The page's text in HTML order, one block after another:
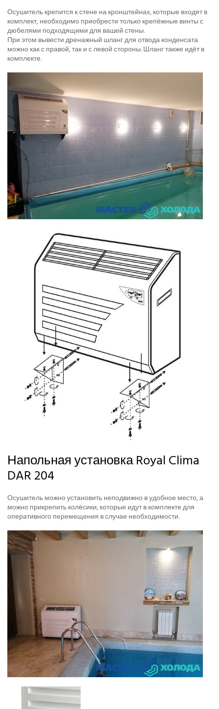
Осушитель крепится к стене на кронштейнах, которые входят в
комплект, необходимо приобрести только крепёжные винты с
дюбелями подходящими для вашей стены.
При этом вывести дренажный шланг для отвода конденсата
можно как с правой, так и с левой стороны. Шланг также идёт в
комплекте.
Напольная установка Royal Clima
DAR 204
Осушитель можно установить неподвижно в удобное место, а
можно прикрепить колёсики, которые идут в комплекте для
оперативного перемещения в случае необходимости.